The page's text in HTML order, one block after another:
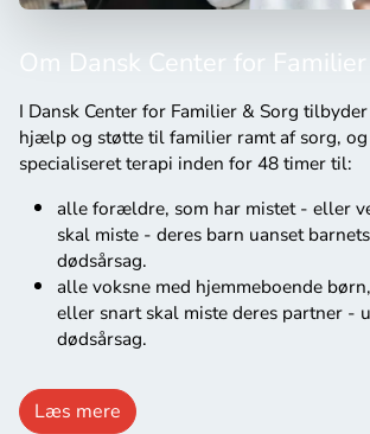
Om Dansk Center for
I Dansk Center for Familier & Sorg
hjælp og støtte til familier ramt af sorg,
specialiseret terapi inden for 48 timer til:
alle forældre, som har mistet - eller
skal miste - deres barn uanset
dødsårsag.
alle voksne med hjemmeboende
eller snart skal miste deres partner -
dødsårsag.
Læs mere